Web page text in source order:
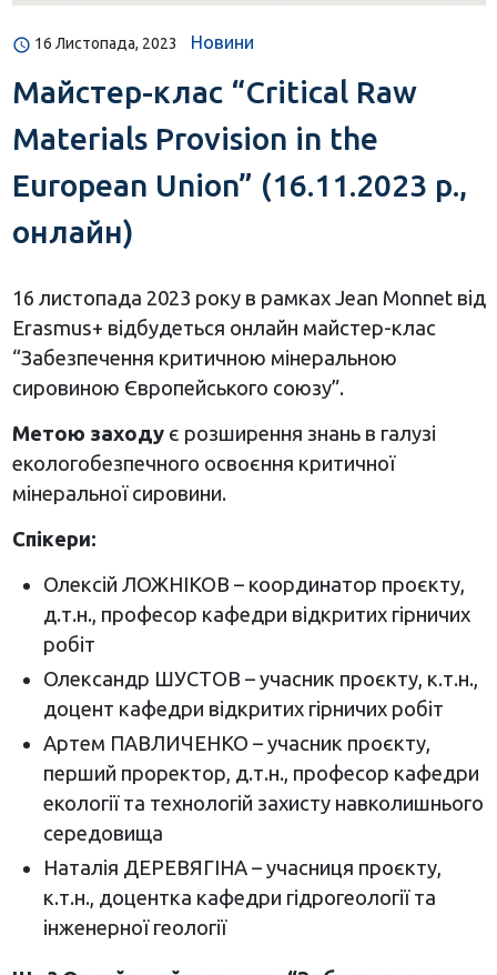
16 Листопада, 2023 Новини
Майстер-клас “Critical Raw
Materials Provision in the
European Union” (16.11.2023 р.,
онлайн)
16 листопада 2023 року в рамках Jean Monnet від
Erasmus+ відбудеться онлайн майстер-клас
“Забезпечення критичною мінеральною
сировиною Європейського союзу”.
Метою заходує розширення знань в галузі
екологобезпечного освоєння критичної
мінеральної сировини.
Спікери:
Олексій ЛОЖНІКОВ – координатор проєкту,
д.т.н., професор кафедри відкритих гірничих
робіт
Олександр ШУСТОВ – учасник проєкту, к.т.н.,
доцент кафедри відкритих гірничих робіт
Артем ПАВЛИЧЕНКО – учасник проєкту,
перший проректор, д.т.н., професор кафедри
екології та технологій захисту навколишнього
середовища
Наталія ДЕРЕВЯГІНА – учасниця проєкту,
к.т.н., доцентка кафедри гідрогеології та
інженерної геології